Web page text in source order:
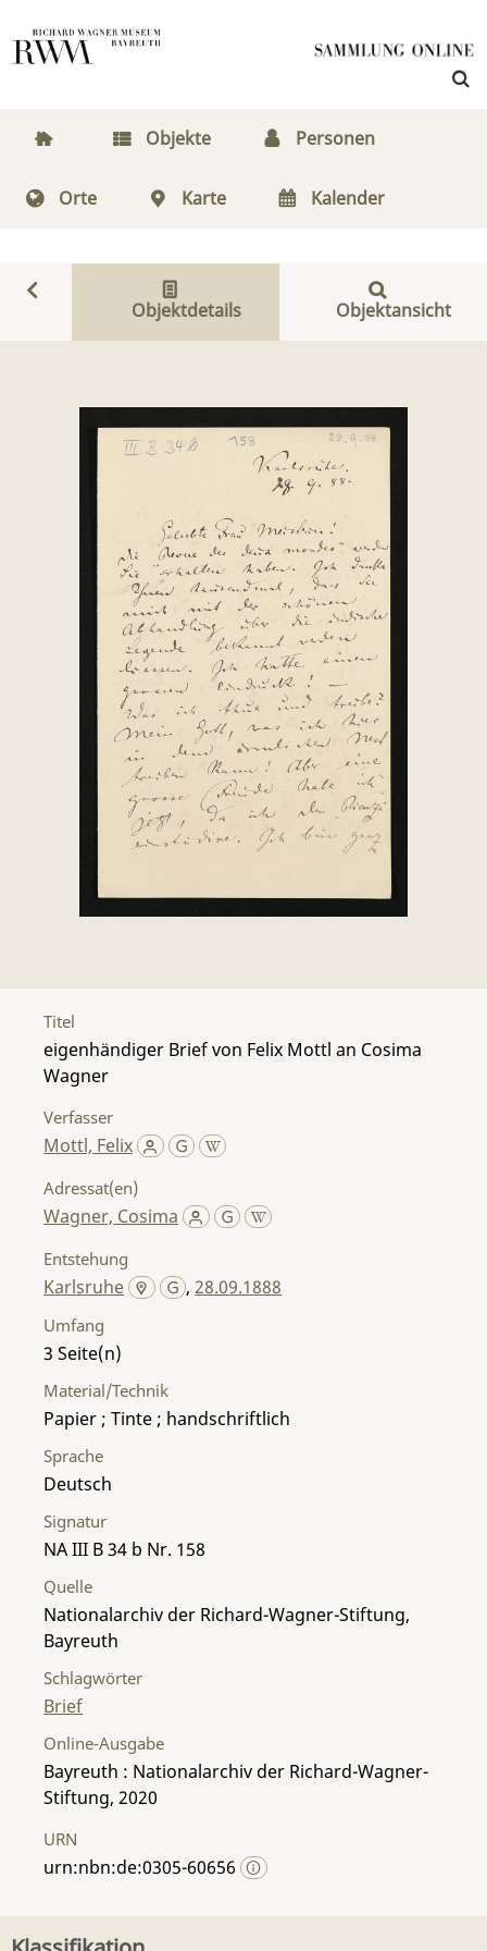
Objekte Personen
Orte Karte Kalender
Objektdetails Objektansicht
Titel
eigenhändiger Brief von Felix Mottl an Cosima
Wagner
Verfasser
Mottl, Felix
Adressat(en)
Wagner, Cosima
Entstehung
Karlsruhe ,28.09.1888
Umfang
3
Material/Technik
Papier ; Tinte ; handschriftlich
Sprache
Deutsch
Signatur
NA III B 34 b Nr. 158
Quelle
Nationalarchiv der Richard-Wagner-Stiftung,
Bayreuth
Schlagwörter
Brief
Online-Ausgabe
Bayreuth : Nationalarchiv der Richard-Wagner-
Stiftung, 2020
URN
urn:nbn:de:0305-60656